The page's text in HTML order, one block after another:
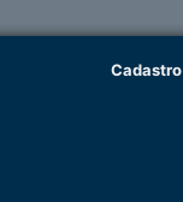
Cadastro